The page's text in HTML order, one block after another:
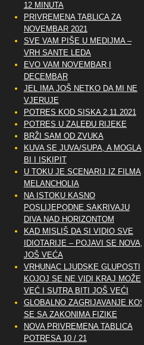
12 MINUTA
PRIVREMENA TABLICA ZA
NOVEMBAR 2021
SVE VAM PIŠE U MEDIJMA –
VRH SANTE LEDA
EVO VAM NOVEMBAR I
DECEMBAR
JEL IMA JOŠ NETKO DA MI NE
VJERUJE
POTRES KOD SISKA 2.11.2021
POTRES U ZALEĐU RIJEKE
BRŽI SAM OD ZVUKA
KUVA SE JUVA/SUPA, A MOGLA
BI I ISKIPIT
U TOKU JE SCENARIJ IZ FILMA
MELANCHOLIA
NA ISTOKU KASNO
POSLIJEPODNE SAKRIVAJU
DIVA NAD HORIZONTOM
KAD MISLIŠ DA SI VIDIO SVE
IDIOTARIJE – POJAVI SE NOVA,..
JOŠ VEĆA
VRHUNAC LJUDSKE GLUPOSTI
KOJOJ SE NE VIDI KRAJ MOŽE
VEĆ I SUTRA BITI JOŠ VEĆI
GLOBALNO ZAGRIJAVANJE KOSI
SE SA ZAKONIMA FIZIKE
NOVA PRIVREMENA TABLICA
POTRESA 10 / 21